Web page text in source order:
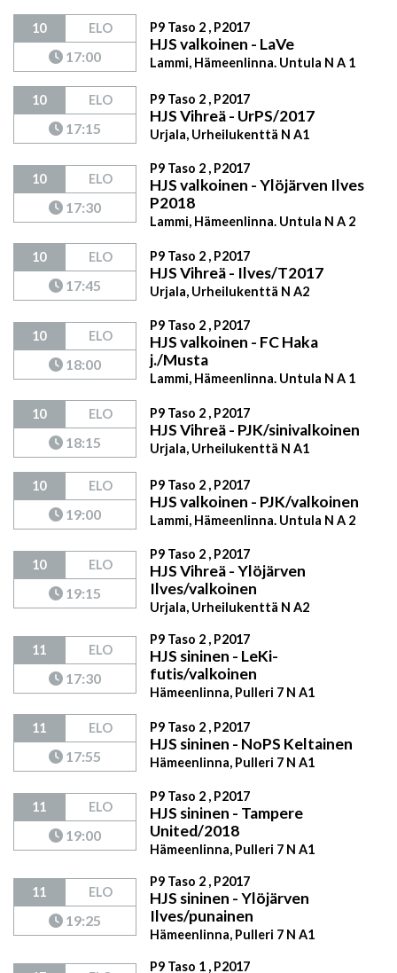
10 ELO
17:00
P9 Taso 2 , P2017
HJS valkoinen - LaVe
Lammi, Hämeenlinna. Untula N A 1
10 ELO
17:15
P9 Taso 2 , P2017
HJS Vihreä - UrPS/2017
Urjala, Urheilukenttä N A1
10 ELO
17:30
P9 Taso 2 , P2017
HJS valkoinen - Ylöjärven Ilves
P2018
Lammi, Hämeenlinna. Untula N A 2
10 ELO
17:45
P9 Taso 2 , P2017
HJS Vihreä - Ilves/T2017
Urjala, Urheilukenttä N A2
10 ELO
18:00
P9 Taso 2 , P2017
HJS valkoinen - FC Haka
j./Musta
Lammi, Hämeenlinna. Untula N A 1
10 ELO
18:15
P9 Taso 2 , P2017
HJS Vihreä - PJK/sinivalkoinen
Urjala, Urheilukenttä N A1
10 ELO
19:00
P9 Taso 2 , P2017
HJS valkoinen - PJK/valkoinen
Lammi, Hämeenlinna. Untula N A 2
10 ELO
19:15
P9 Taso 2 , P2017
HJS Vihreä - Ylöjärven
Ilves/valkoinen
Urjala, Urheilukenttä N A2
11 ELO
17:30
P9 Taso 2 , P2017
HJS sininen - LeKi-
futis/valkoinen
Hämeenlinna, Pulleri 7 N A1
11 ELO
17:55
P9 Taso 2 , P2017
HJS sininen - NoPS Keltainen
Hämeenlinna, Pulleri 7 N A1
11 ELO
19:00
P9 Taso 2 , P2017
HJS sininen - Tampere
United/2018
Hämeenlinna, Pulleri 7 N A1
11 ELO
19:25
P9 Taso 2 , P2017
HJS sininen - Ylöjärven
Ilves/punainen
Hämeenlinna, Pulleri 7 N A1
P9 Taso 1 , P2017